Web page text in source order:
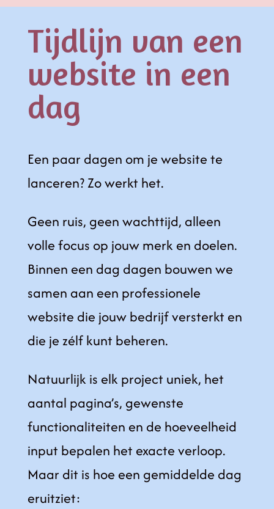
Tijdlijn van een
website in een
dag
Een paar dagen om je website te
lanceren? Zo werkt het.
Geen ruis, geen wachttijd, alleen
volle focus op jouw merk en doelen.
Binnen een dag dagen bouwen we
samen aan een professionele
website die jouw bedrijf versterkt en
die je zélf kunt beheren.
Natuurlijk is elk project uniek, het
aantal pagina’s, gewenste
functionaliteiten en de hoeveelheid
input bepalen het exacte verloop.
Maar dit is hoe een gemiddelde dag
eruitziet: